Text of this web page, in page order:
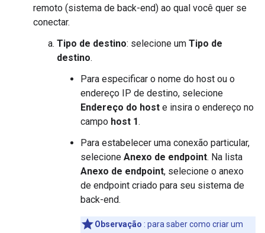
remoto (sistema de back-end) ao qual você quer se
conectar.
Tipo de destino: selecione um Tipo de
destino.
Para especificar o nome do host ou o
endereço IP de destino, selecione
Endereço do host e insira o endereço no
campo host 1.
Para estabelecer uma conexão particular,
selecione Anexo de endpoint. Na lista
Anexo de endpoint, selecione o anexo
de endpoint criado para seu sistema de
back-end.
Observação : para saber como criar um